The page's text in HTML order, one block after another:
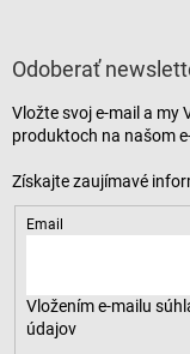
Odoberať
Vložte svoj e-mail a my
produktoch na našom
Email
Vložením e-mailu
údajov